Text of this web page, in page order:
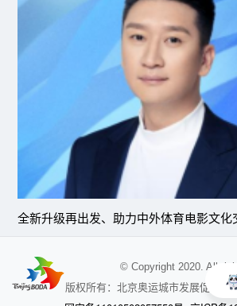
全新升级再出发、助力中外体育电影文化
© Copyright 2020. All
版权所有：北京奥运城市发展促进会